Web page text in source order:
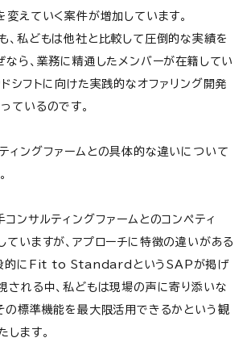
変えていく案件が増加しています。
、私どもは他社と比較して圧倒的な実績を
なら、業務に精通したメンバーが在籍してい
ドシフトに向けた実践的なオファリング開発
ているのです。
ィングファームとの具体的な違いについて
コンサルティングファームとのコンペティ
ていますが、アプローチに特徴の違いがある
般的にFit to StandardというSAPが掲げ
される中、私どもは現場の声に寄り添いな
の標準機能を最大限活用できるかという観
します。